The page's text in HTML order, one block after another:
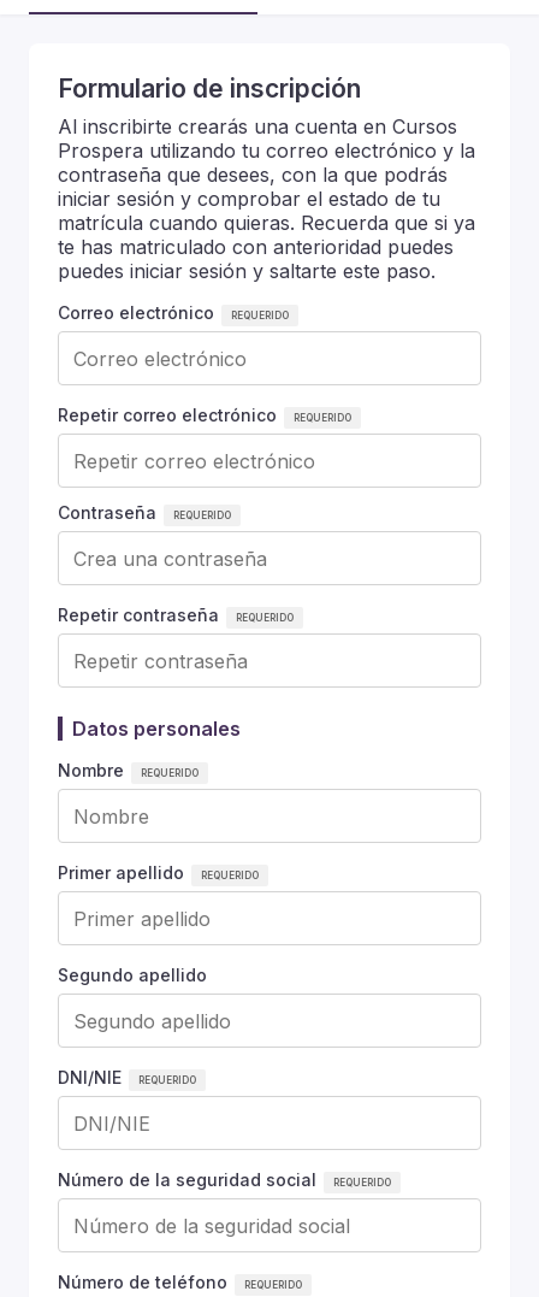
Formulario de inscripción
Al inscribirte crearás una cuenta en Cursos
Prospera utilizando tu correo electrónico y la
contraseña que desees, con la que podrás
iniciar sesión y comprobar el estado de tu
matrícula cuando quieras. Recuerda que si ya
te has matriculado con anterioridad puedes
puedes iniciar sesión y saltarte este paso.
Correo electrónico
Repetir correo electrónico
Contraseña
Repetir contraseña
Datos personales
Nombre
Primer apellido
Segundo apellido
DNI/NIE
Número de la seguridad social
Número de teléfono